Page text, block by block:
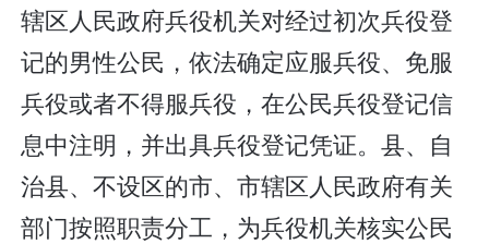
辖区人民政府兵役机关对经过初次兵役登
记的男性公民，依法确定应服兵役、免服
兵役或者不得服兵役，在公民兵役登记信
息中注明，并出具兵役登记凭证。县、自
治县、不设区的市、市辖区人民政府有关
部门按照职责分工，为兵役机关核实公民